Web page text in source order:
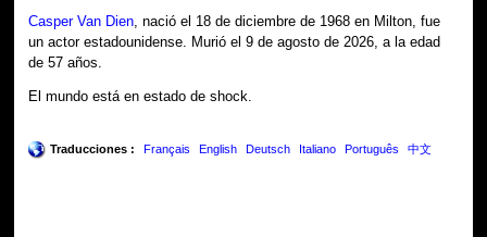
Casper Van Dien , nació el 18 de diciembre de 1968 en Milton, fue
un actor estadounidense. Murió el 9 de agosto de 2026, a la edad
de 57 años.
El mundo está en estado de shock.
Traducciones : Français English Deutsch Italiano Português 中文